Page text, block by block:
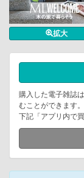
拡大
購入した電子雑誌
むことができます
下記「アプリ内で